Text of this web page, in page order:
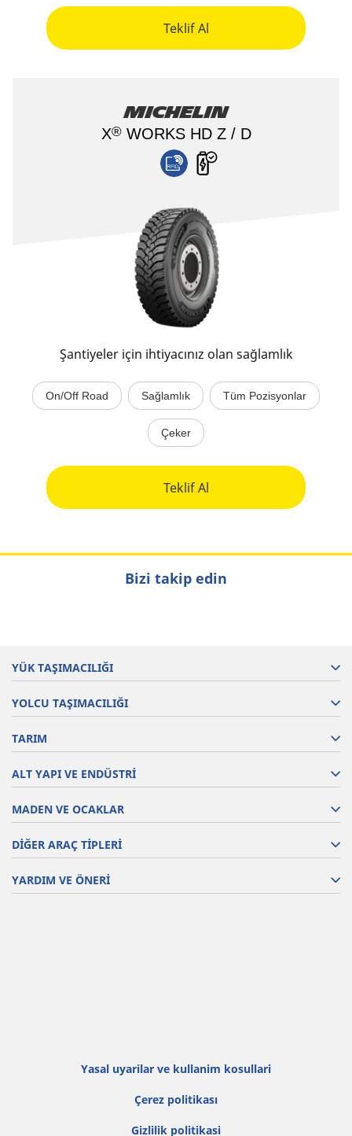
Teklif Al
MICHELIN
X®WORKS HD Z / D
Şantiyeler için ihtiyacınız olan sağlamlık
On/Off Road Sağlamlık Tüm Pozisyonlar
Çeker
Teklif Al
Bizi takip edin
YÜK TAŞIMACILIĞI
YOLCU TAŞIMACILIĞI
TARIM
ALT YAPI VE ENDÜSTRİ
MADEN VE OCAKLAR
DİĞER ARAÇ TİPLERİ
YARDIM VE ÖNERİ
Yasal uyarilar ve kullanim kosullari
Çerez politikası
Gi̇zli̇li̇k poli̇ti̇kasi